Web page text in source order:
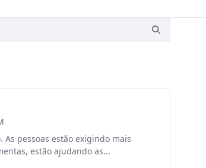
As pessoas estão exigindo mais
estão ajudando as...